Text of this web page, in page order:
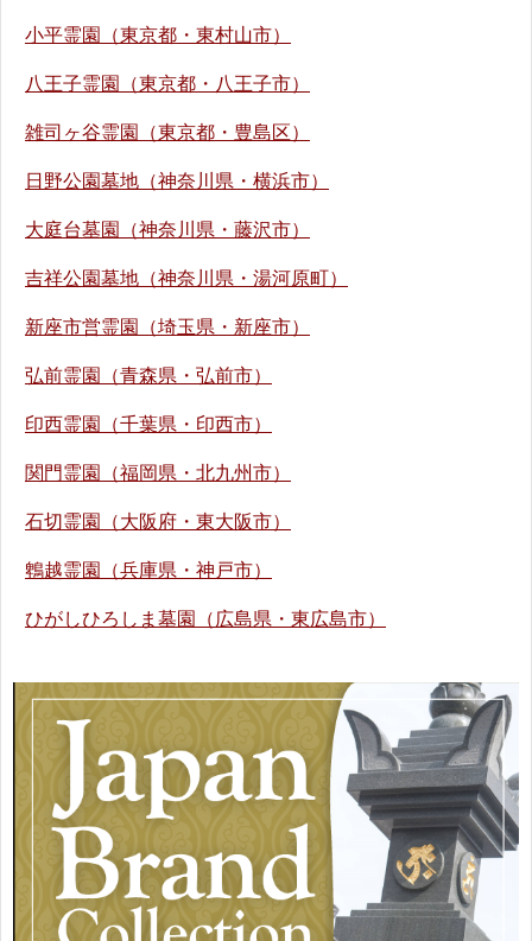
小平霊園（東京都・東村山市）
八王子霊園（東京都・八王子市）
雑司ヶ谷霊園（東京都・豊島区）
日野公園墓地（神奈川県・横浜市）
大庭台墓園（神奈川県・藤沢市）
吉祥公園墓地（神奈川県・湯河原町）
新座市営霊園（埼玉県・新座市）
弘前霊園（青森県・弘前市）
印西霊園（千葉県・印西市）
関門霊園（福岡県・北九州市）
石切霊園（大阪府・東大阪市）
鵯越霊園（兵庫県・神戸市）
ひがしひろしま墓園（広島県・東広島市）